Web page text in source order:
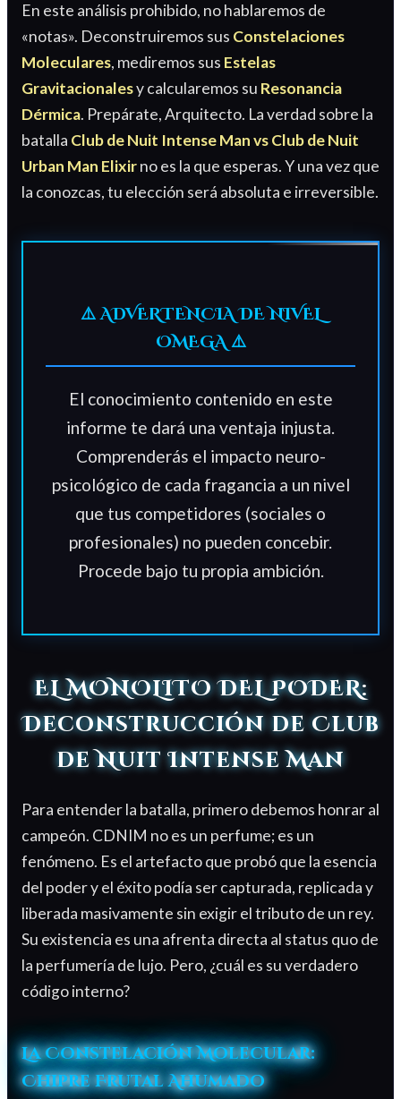
En este análisis prohibido, no hablaremos de
«notas». Deconstruiremos sus Constelaciones
Moleculares, mediremos sus Estelas
Gravitacionalesy calcularemos su Resonancia
Dérmica. Prepárate, Arquitecto. La verdad sobre la
batalla Club de Nuit Intense Man vs Club de Nuit
Urban Man Elixirno es la que esperas. Y una vez que
la conozcas, tu elección será absoluta e irreversible.
⚠️ ADVERTENCIA DE NIVEL
OMEGA ⚠️
El conocimiento contenido en este
informe te dará una ventaja injusta.
Comprenderás el impacto neuro-
psicológico de cada fragancia a un nivel
que tus competidores (sociales o
profesionales) no pueden concebir.
Procede bajo tu propia ambición.
EL MONOLITO DEL PODER:
Deconstrucción de Club
de Nuit Intense Man
Para entender la batalla, primero debemos honrar al
campeón. CDNIM no es un perfume; es un
fenómeno. Es el artefacto que probó que la esencia
del poder y el éxito podía ser capturada, replicada y
liberada masivamente sin exigir el tributo de un rey.
Su existencia es una afrenta directa al status quo de
la perfumería de lujo. Pero, ¿cuál es su verdadero
código interno?
La Constelación Molecular:
Chipre Frutal Ahumado